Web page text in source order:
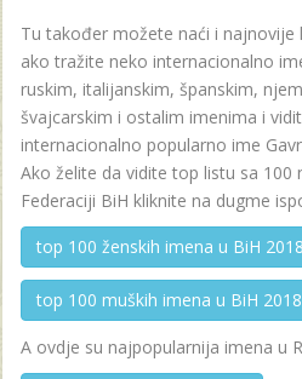
Tu također možete naći i
ako tražite neko internacionalno
ruskim, italijanskim, španskim,
švajcarskim i ostalim imenima i
internacionalno popularno ime
Ako želite da vidite top listu sa 100
Federaciji BiH kliknite na dugme
top 100 ženskih imena u BiH
top 100 muških imena u BiH
A ovdje su najpopularnija imena u